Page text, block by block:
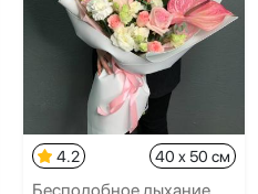
4.2 40 x 50 см